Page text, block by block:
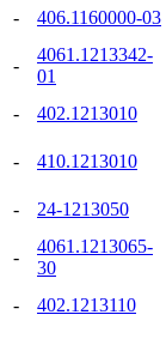
-
406.1160000-03
-
4061.1213342-
01
-
402.1213010
-
410.1213010
-
24-1213050
-
4061.1213065-
30
-
402.1213110